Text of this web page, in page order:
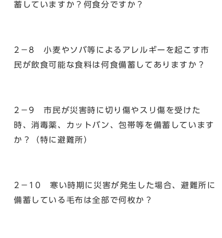
蓄していますか？何食分ですか？
2－8 小麦やソバ等によるアレルギーを起こす市
民が飲食可能な食料は何食備蓄してありますか？
2－9 市民が災害時に切り傷やスリ傷を受けた
時、消毒薬、カットバン、包帯等を備蓄しています
か？（特に避難所）
2－10 寒い時期に災害が発生した場合、避難所に
備蓄している毛布は全部で何枚か？